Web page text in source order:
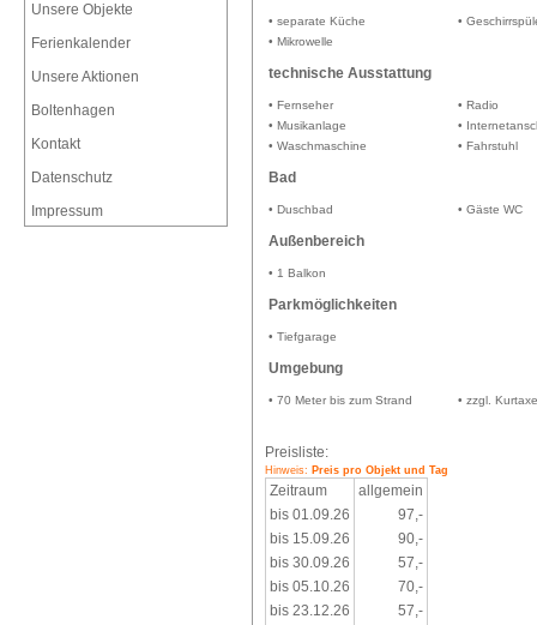
• separate Küche
•
• Mikrowelle
technische Ausstattung
• Fernseher
• Radio
• Musikanlage
•
• Waschmaschine
• Fahrstuhl
Bad
• Duschbad • Gäste WC
Außenbereich
• 1 Balkon
Parkmöglichkeiten
• Tiefgarage
Umgebung
• 70 Meter bis zum Strand • zzgl. Kurtaxe
Preisliste:
Hinweis: Preis pro Objekt und Tag
Zeitraum
allgemein
bis 01.09.26
97,-
bis 15.09.26
90,-
bis 30.09.26
57,-
bis 05.10.26
70,-
bis 23.12.26
57,-
Unsere Objekte
Ferienkalender
Unsere Aktionen
Boltenhagen
Kontakt
Datenschutz
Impressum